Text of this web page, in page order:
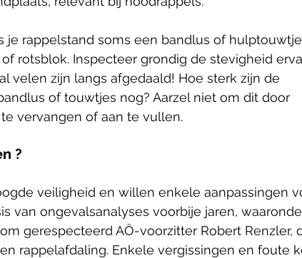
je rappelstand soms een bandlus of hulptouwtje
rotsblok. Inspecteer grondig de stevigheid
velen zijn langs afgedaald! Hoe sterk zijn de
of touwtjes nog? Aarzel niet om dit door
vervangen of aan te vullen.
?
veiligheid en willen enkele aanpassingen
van ongevalsanalyses voorbije jaren,
gerespecteerd AÖ-voorzitter Robert Renzler,
rappelafdaling. Enkele vergissingen en foute